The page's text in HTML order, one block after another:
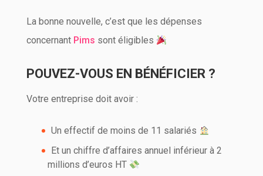
La bonne nouvelle, c’est que les dépenses
concernant Pims sont éligibles
POUVEZ-VOUS EN BÉNÉFICIER ?
Votre entreprise doit avoir :
Un effectif de moins de 11 salariés
Et un chiffre d’affaires annuel inférieur à 2
millions d’euros HT